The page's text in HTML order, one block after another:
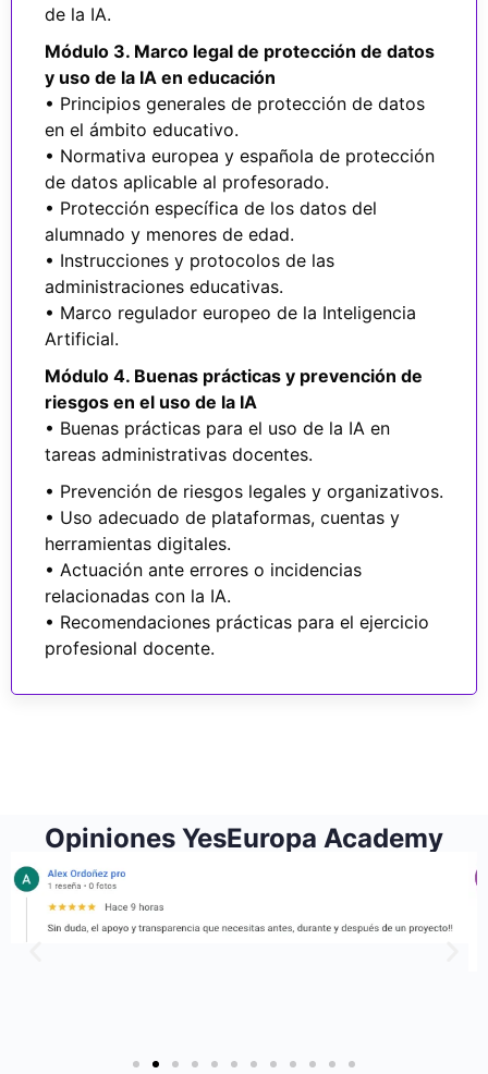
de la IA.
Módulo 3. Marco legal de protección de datos
y uso de la IA en educación
• Principios generales de protección de datos
en el ámbito educativo.
• Normativa europea y española de protección
de datos aplicable al profesorado.
• Protección específica de los datos del
alumnado y menores de edad.
• Instrucciones y protocolos de las
administraciones educativas.
• Marco regulador europeo de la Inteligencia
Artificial.
Módulo 4. Buenas prácticas y prevención de
riesgos en el uso de la IA
• Buenas prácticas para el uso de la IA en
tareas administrativas docentes.
• Prevención de riesgos legales y organizativos.
• Uso adecuado de plataformas, cuentas y
herramientas digitales.
• Actuación ante errores o incidencias
relacionadas con la IA.
• Recomendaciones prácticas para el ejercicio
profesional docente.
Opiniones YesEuropa Academy